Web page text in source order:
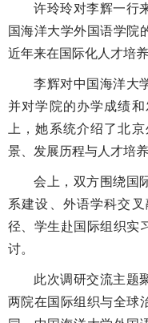
许玲玲对李辉一行
国海洋大学外国语学院
近年来在国际化人才培
李辉对中国海洋大
并对学院的办学成绩
上，她系统介绍了北
景、发展历程与人才培
会上，双方围绕国
系建设、外语学科交
径、学生赴国际组织实
讨。
此次调研交流主题
两院在国际组织与全球